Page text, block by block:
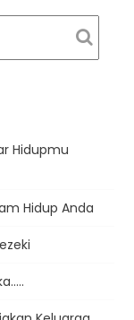
Hidupmu
Hidup Anda